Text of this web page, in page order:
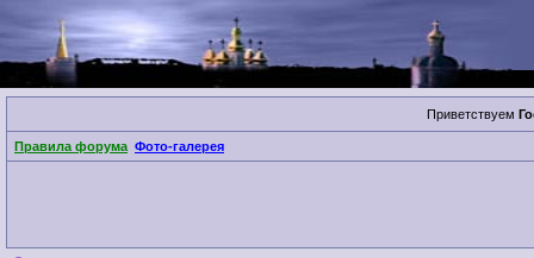
Приветствуем
Правила форума Фото-галерея